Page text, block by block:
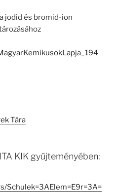
jodid és bromid-ion
Tára
KIK gyűjteményében:
Schulek=3AElem=E9r=3A=